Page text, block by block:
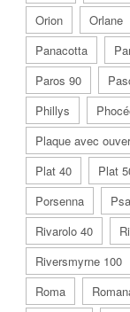
Orion
Orlane
Panacotta
Paros 90
Phillys
Plaque avec
Plat 40
Plat
Porsenna
Rivarolo 40
Riversmyrne 100
Roma